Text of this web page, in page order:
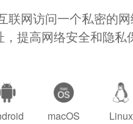
联网访问一个私密的
提高网络安全和隐私
macOS Linux